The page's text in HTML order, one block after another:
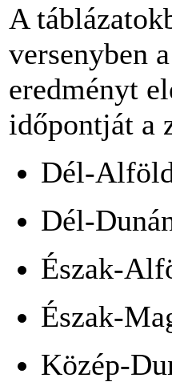
A
versenyben
eredményt
időpontját a
Dél-
Dél-
Észak-
Észak-
Közép-